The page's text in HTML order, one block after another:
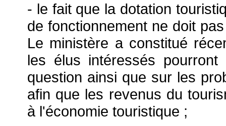
- le fait que la dotation
de fonctionnement ne doit
Le ministère a constitué
les élus intéressés pourront
question ainsi que sur les
afin que les revenus du
à l'économie touristique ;